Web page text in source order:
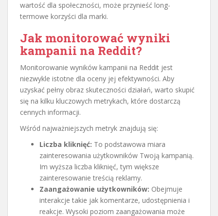
wartość dla społeczności, może przynieść long-
termowe korzyści dla marki.
Jak monitorować wyniki
kampanii na Reddit?
Monitorowanie wyników kampanii na Reddit jest
niezwykle istotne dla oceny jej efektywności. Aby
uzyskać pełny obraz skuteczności działań, warto skupić
się na kilku kluczowych metrykach, które dostarczą
cennych informacji.
Wśród najważniejszych metryk znajdują się:
Liczba kliknięć: To podstawowa miara
zainteresowania użytkowników Twoją kampanią.
Im wyższa liczba kliknięć, tym większe
zainteresowanie treścią reklamy.
Zaangażowanie użytkowników: Obejmuje
interakcje takie jak komentarze, udostępnienia i
reakcje. Wysoki poziom zaangażowania może